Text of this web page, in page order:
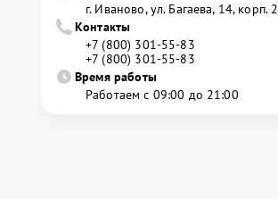
г. Иваново, ул. Багаева, 14, корп. 2
Контакты
+7 (800) 301-55-83
+7 (800) 301-55-83
Время работы
Работаем с 09:00 до 21:00